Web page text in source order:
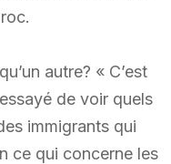
autre? « C’est
de voir quels
immigrants qui
ce qui concerne les